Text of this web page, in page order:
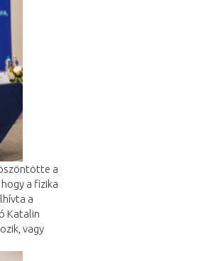
a
a fizika
a
Katalin
vagy